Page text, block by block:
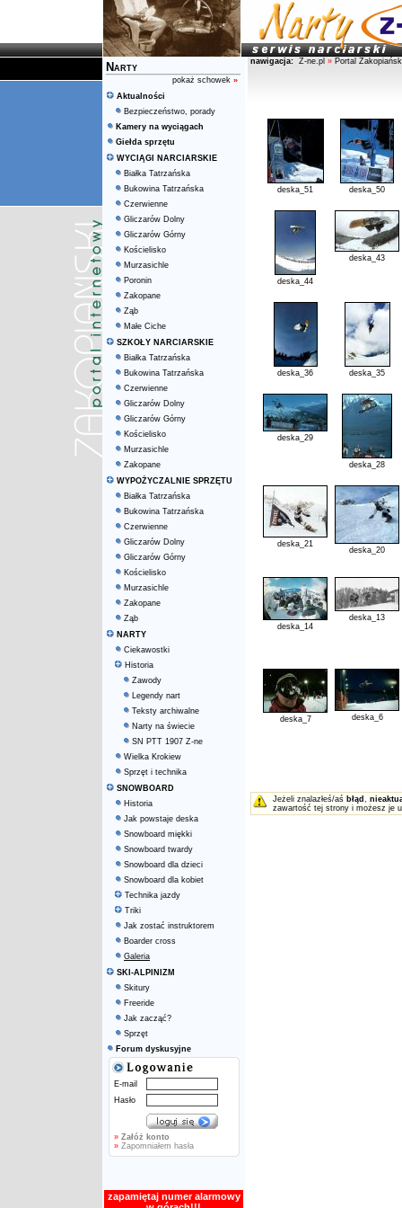
Narty
pokaż schowek »
Aktualności
Bezpieczeństwo, porady
Kamery na wyciągach
Giełda sprzętu
WYCIĄGI NARCIARSKIE
Białka Tatrzańska
Bukowina Tatrzańska
Czerwienne
Gliczarów Dolny
Gliczarów Górny
Kościelisko
Murzasichle
Poronin
Zakopane
Ząb
Małe Ciche
SZKOŁY NARCIARSKIE
Białka Tatrzańska
Bukowina Tatrzańska
Czerwienne
Gliczarów Dolny
Gliczarów Górny
Kościelisko
Murzasichle
Zakopane
WYPOŻYCZALNIE SPRZĘTU
Białka Tatrzańska
Bukowina Tatrzańska
Czerwienne
Gliczarów Dolny
Gliczarów Górny
Kościelisko
Murzasichle
Zakopane
Ząb
NARTY
Ciekawostki
Historia
Zawody
Legendy nart
Teksty archiwalne
Narty na świecie
SN PTT 1907 Z-ne
Wielka Krokiew
Sprzęt i technika
SNOWBOARD
Historia
Jak powstaje deska
Snowboard miękki
Snowboard twardy
Snowboard dla dzieci
Snowboard dla kobiet
Technika jazdy
Triki
Jak zostać instruktorem
Boarder cross
Galeria
SKI-ALPINIZM
Skitury
Freeride
Jak zacząć?
Sprzęt
Forum dyskusyjne
E-mail
Hasło
» Załóż konto
»Zapomniałem hasła
zapamiętaj numer alarmowy
nawigacja: Z-ne.pl » Portal
deska_51 deska_50
deska_44
deska_43
deska_36 deska_35
deska_29
deska_28
deska_21
deska_20
deska_14
deska_13
deska_7 deska_6
Jeżeli znalazłeś/aś błąd ,
zawartość tej strony i możesz je